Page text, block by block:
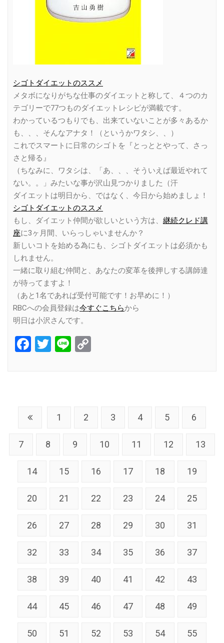
シゴトダイエットのススメ
メタボになりがちな仕事のダイエットと称して、４つのカ
テゴリーで77つものダイエットレシピが満載です。
わかっているつもりでも、出来ていないことが多々あるか
も、、、そんなアナタ！（というかワタシ、、）
これでスマートに日常のシゴトを『とっととやって、さっ
さと帰る』
（ちなみに、ワタシは、「あ、、、そういえば最近やれて
ない。。」みたいな事が沢山見つかりました（汗
ダイエットは明日から、ではなく、今日から始めましょ！
シゴトダイエットのススメ
もし、ダイエット仲間が欲しいという方は、 継続クレド講
座に3ヶ月間、いらっしゃいませんか？
新しいコトを始める為にも、シゴトダイエットは必須かも
しれません。
一緒に取り組む仲間と、あなたの変革を後押しする講師達
が待ってますよ！
（あと1名であれば受付可能です！お早めに！）
RBCへの会員登録は今すぐこちらから
明日は小沢さんです。
Facebook
Twitter
Line
1 2 3 4 5 6
7 8 9 10 11 12 13
14 15 16 17 18 19
20 21 22 23 24 25
26 27 28 29 30 31
32 33 34 35 36 37
38 39 40 41 42 43
44 45 46 47 48 49
50 51 52 53 54 55